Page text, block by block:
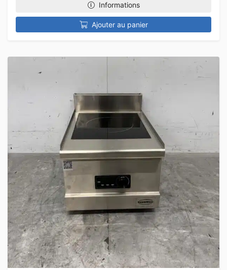
Informations
Ajouter au panier